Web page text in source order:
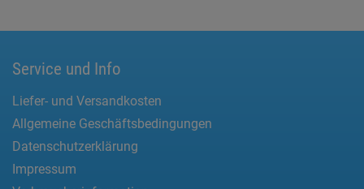
Service und Info
Liefer- und Versandkosten
Allgemeine Geschäftsbedingungen
Datenschutzerklärung
Impressum